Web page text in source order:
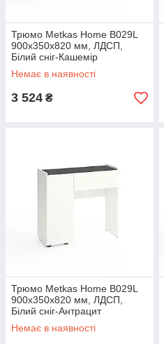
Трюмо Metkas Home B029L
900х350х820 мм, ЛДСП,
Білий сніг-Кашемір
(M029LWK)
Немає в наявності
3 524 ₴
Трюмо Metkas Home B029L
900х350х820 мм, ЛДСП,
Білий сніг-Антрацит
(M029LWA)
Немає в наявності